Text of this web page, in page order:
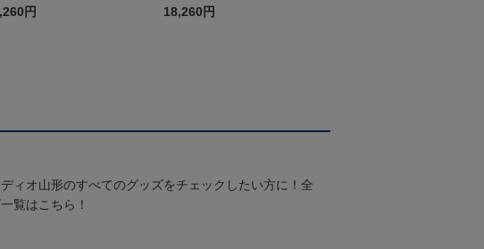
（長袖）
円
（2026百年構想リーグ）F
18,260円
ィオ山形のすべてのグッズをチェックしたい方に！全
覧はこちら！